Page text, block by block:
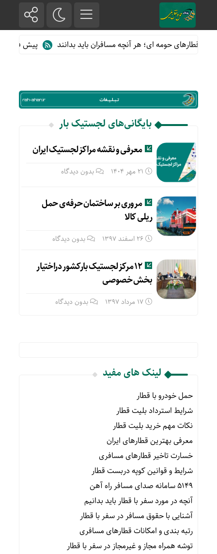
از قطارهای حومه ای؛ هر آنچه مسافران باید بدانند پیش فروش
بایگانی‌های لجستیک بار
معرفی و نقشه مراکز لجستیک ایران
21 مهر 1404 بدون دیدگاه
مروری بر ساختمان حرفه ی حمل
ریلی کالا
26 اسفند 1397 بدون دیدگاه
۱۲ مرکز لجستیک بارکشور دراختیار
بخش خصوصی
17 مرداد 1397 بدون دیدگاه
لینک های مفید
حمل خودرو با قطار
شرایط استرداد بلیت قطار
نکات مهم خرید بلیت قطار
معرفی بهترین قطارهای ایران
خسارت تاخیر قطارهای مسافری
شرایط و قوانین کوپه دربست قطار
۵۱۴۹ سامانه صدای مسافر راه آهن
آنچه در مورد سفر با قطار باید بدانیم
آشنایی با حقوق مسافر در سفر با قطار
رتبه بندی و امکانات قطارهای مسافری
توشه همراه مجاز و غیرمجاز در سفر با قطار